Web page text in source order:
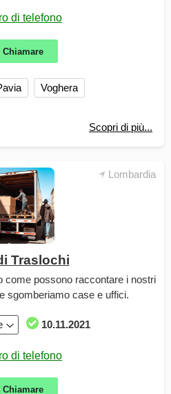
Voghera
Scopri di più...
Lombardia
Traslochi
come possono raccontare i nostri
sgomberiamo case e uffici.
10.11.2021